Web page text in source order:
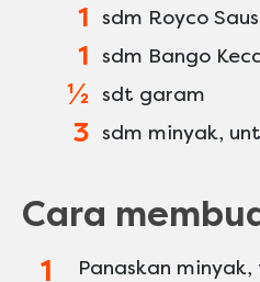
1 sdm Royco
1 sdm Bango
½ sdt garam
3 sdm minyak,
Cara
Panaskan